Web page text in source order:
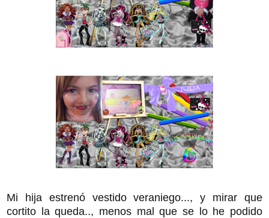
Mi hija estrenó vestido veraniego..., y mirar que
cortito la queda.., menos mal que se lo he podido